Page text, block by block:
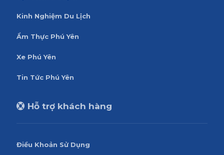
Kinh Nghiệm Du Lịch
Ẩm Thực Phú Yên
Xe Phú Yên
Tin Tức Phú Yên
Hỗ trợ khách hàng
Điều Khoản Sử Dụng